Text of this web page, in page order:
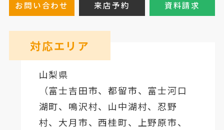
お問い合わせ 来店予約 資料請求
対応エリア
山梨県
（富士吉田市、都留市、 富士河口
湖町、鳴沢村、山中湖村、忍野
村、 大月市、西桂町、上野原市、